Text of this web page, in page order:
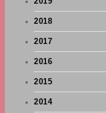
2018
2017
2016
2015
2014